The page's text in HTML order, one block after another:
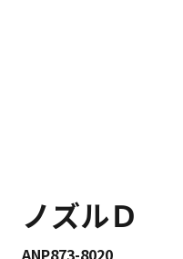
ノズルＤ
ANP873-8020